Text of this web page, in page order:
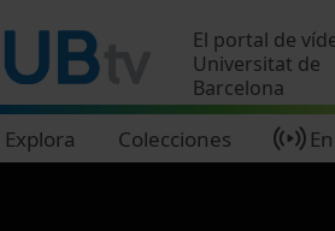
El portal de
Universitat de
Barcelona
Explora Colecciones